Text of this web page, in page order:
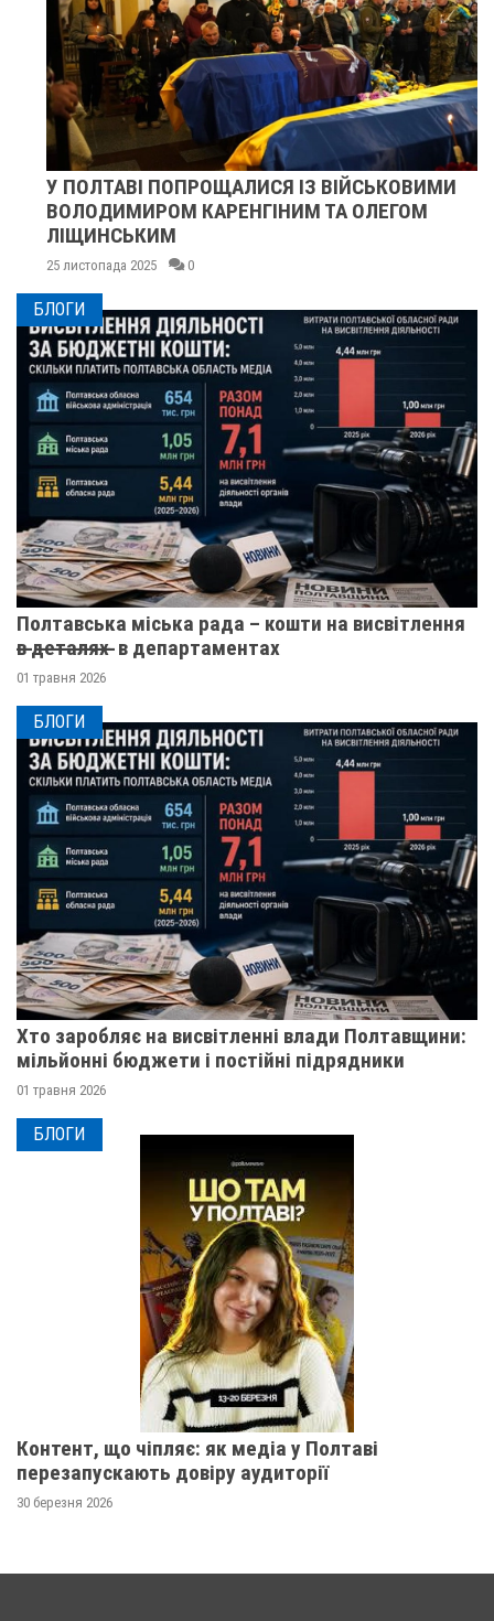
У ПОЛТАВІ ПОПРОЩАЛИСЯ ІЗ ВІЙСЬКОВИМИ
ВОЛОДИМИРОМ КАРЕНГІНИМ ТА ОЛЕГОМ
ЛІЩИНСЬКИМ
25 листопада 2025 0
БЛОГИ
Полтавська міська рада – кошти на висвітлення
в̶ ̶д̶е̶т̶а̶л̶я̶х̶ ̶ в департаментах
01 травня 2026
БЛОГИ
Хто заробляє на висвітленні влади Полтавщини:
мільйонні бюджети і постійні підрядники
01 травня 2026
БЛОГИ
Контент, що чіпляє: як медіа у Полтаві
перезапускають довіру аудиторії
30 березня 2026